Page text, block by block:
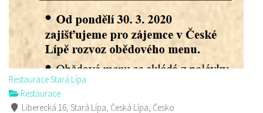
Restaurace Stará Lípa
Restaurace
Liberecká 16, Stará Lípa, Česká Lípa, Česko